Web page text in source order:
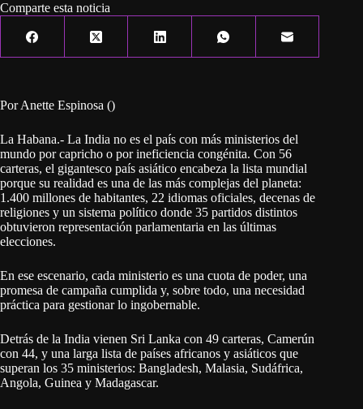
Comparte esta noticia
Por Anette Espinosa ()
La Habana.- La India no es el país con más ministerios del
mundo por capricho o por ineficiencia congénita. Con 56
carteras, el gigantesco país asiático encabeza la lista mundial
porque su realidad es una de las más complejas del planeta:
1.400 millones de habitantes, 22 idiomas oficiales, decenas de
religiones y un sistema político donde 35 partidos distintos
obtuvieron representación parlamentaria en las últimas
elecciones.
En ese escenario, cada ministerio es una cuota de poder, una
promesa de campaña cumplida y, sobre todo, una necesidad
práctica para gestionar lo ingobernable.
Detrás de la India vienen Sri Lanka con 49 carteras, Camerún
con 44, y una larga lista de países africanos y asiáticos que
superan los 35 ministerios: Bangladesh, Malasia, Sudáfrica,
Angola, Guinea y Madagascar.